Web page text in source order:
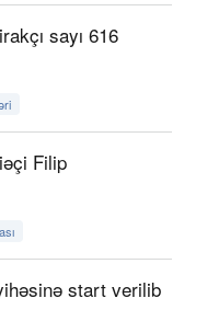
sayı 616
Filip
start verilib